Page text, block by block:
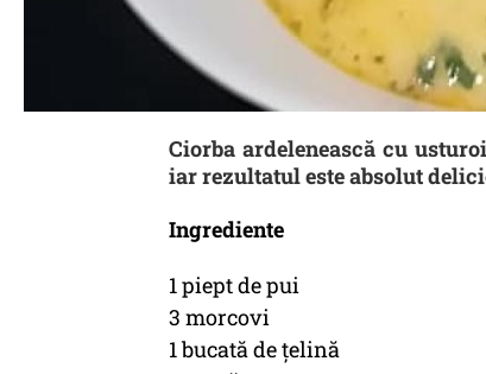
Ciorba ardelenească cu
iar rezultatul este absolut
Ingrediente
1 piept de pui
3 morcovi
1 bucată de ţelină